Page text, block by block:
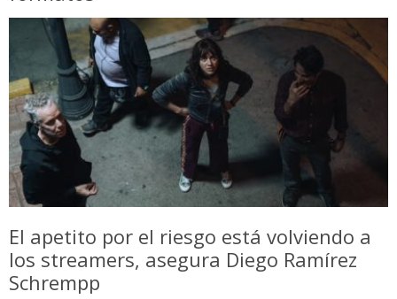
El apetito por el riesgo está volviendo a
los streamers, asegura Diego Ramírez
Schrempp